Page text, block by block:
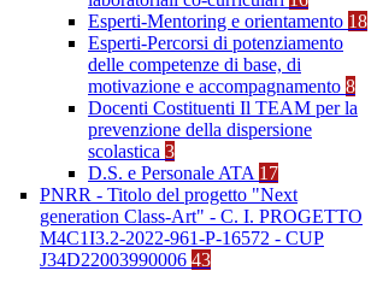
Esperti-Mentoring e orientamento 18
Esperti-Percorsi di potenziamento
delle competenze di base, di
motivazione e accompagnamento 8
Docenti Costituenti Il TEAM per la
prevenzione della dispersione
scolastica 3
D.S. e Personale ATA 17
PNRR - Titolo del progetto "Next
generation Class-Art" - C. I. PROGETTO
M4C1I3.2-2022-961-P-16572 - CUP
J34D22003990006 43